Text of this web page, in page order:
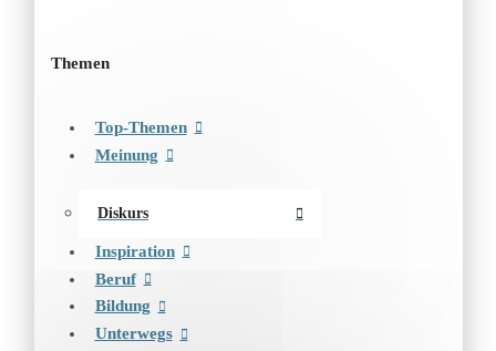
Themen
Top-Themen
Meinung
Diskurs
Inspiration
Beruf
Bildung
Unterwegs